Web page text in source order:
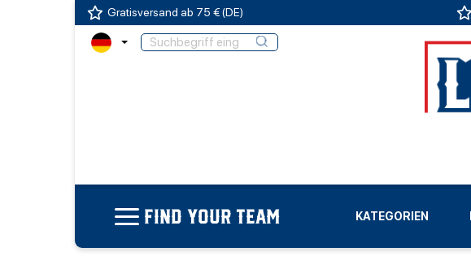
Gratisversand ab 75 € (DE)
FIND YOUR TEAM KATEGORIEN